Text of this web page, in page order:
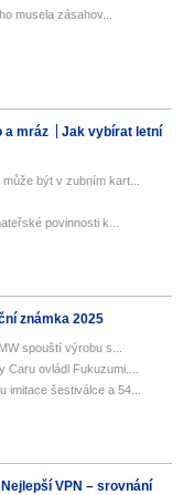
musela zásahov...
a mráz
Jak vybírat letní
být v zubním kart...
povinnosti k...
známka 2025
spouští výrobu s...
ovládl Fukuzumi....
šestiválce a 54...
Nejlepší VPN – srovnání